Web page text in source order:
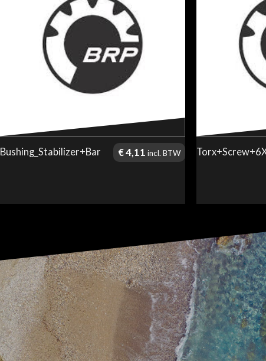
Bushing_Stabilizer+Bar €4,11 incl. BTW